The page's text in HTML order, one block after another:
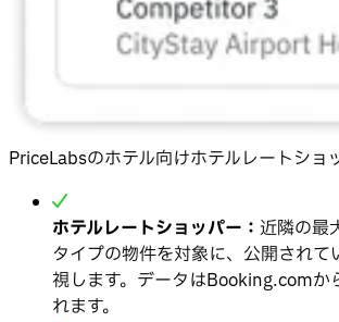
PriceLabsのホテル向けホテルレートショ
ホテルレートショッパー： 近隣の最
タイプの物件を対象に、公開されて
視します。データはBooking.comか
れます。